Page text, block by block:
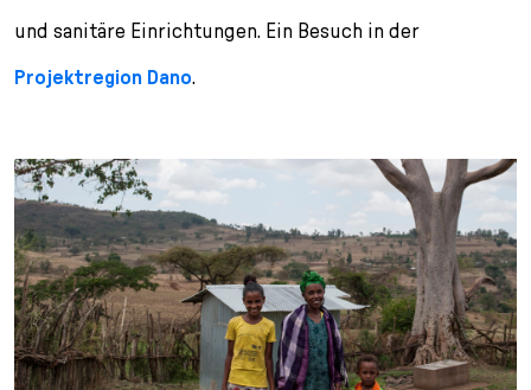
i
und sanitäre Einrichtungen. Ein Besuch in der
Projektregion Dano.